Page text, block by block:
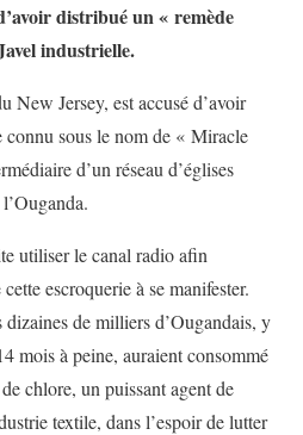
distribué un « remède
industrielle.
Jersey, est accusé d’avoir
sous le nom de « Miracle
d’un réseau d’églises
utiliser le canal radio afin
escroquerie à se manifester.
de milliers d’Ougandais, y
mois à peine, auraient consommé
chlore, un puissant agent de
textile, dans l’espoir de lutter